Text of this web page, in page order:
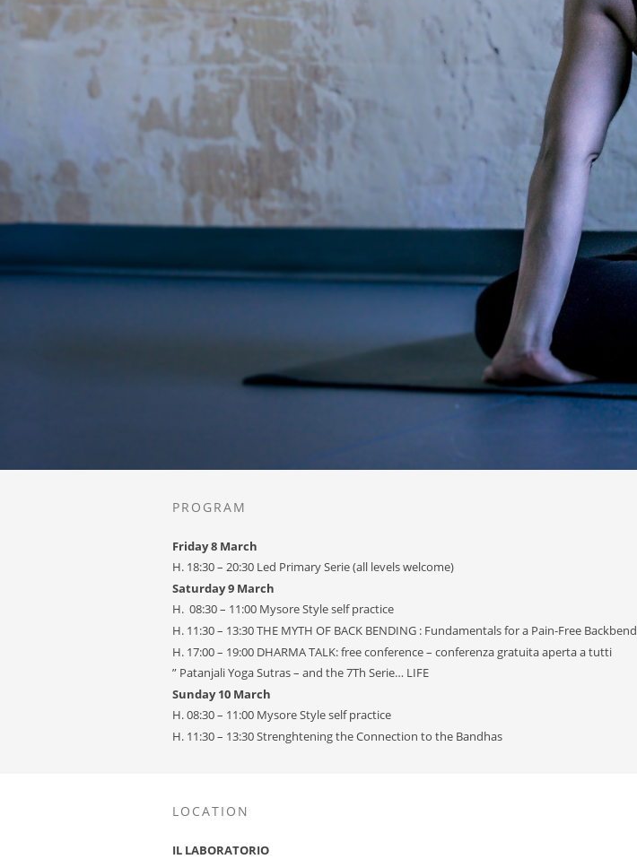
PROGRAM
Friday 8 March
H. 18:30 – 20:30 Led Primary Serie (all levels welcome)
Saturday 9 March
H. 08:30 – 11:00 Mysore Style self practice
H. 11:30 – 13:30 THE MYTH OF BACK BENDING : Fundamentals for a Pain-Free Backbend
H. 17:00 – 19:00 DHARMA TALK: free conference – conferenza gratuita aperta a tutti
” Patanjali Yoga Sutras – and the 7Th Serie… LIFE
Sunday 10 March
H. 08:30 – 11:00 Mysore Style self practice
H. 11:30 – 13:30 Strenghtening the Connection to the Bandhas
LOCATION
IL LABORATORIO